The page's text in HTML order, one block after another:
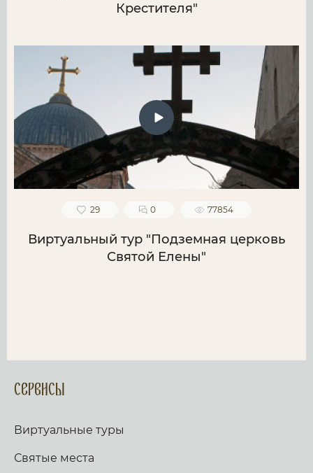
Крестителя"
29 0 77854
Виртуальный тур "Подземная церковь
Святой Елены"
Сервисы
Виртуальные туры
Святые места